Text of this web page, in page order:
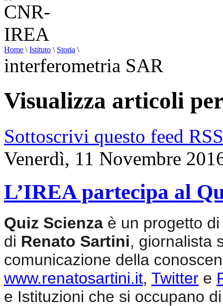
Home \ Istituto \ Storia \
interferometria SAR
Visualizza articoli
Sottoscrivi questo feed RSS
Venerdì, 11 Novembre
L’IREA partecipa al
Quiz Scienza è un progetto
di Renato Sartini, giornalista
comunicazione della
www.renatosartini.it, Twitter e
e Istituzioni che si occupano